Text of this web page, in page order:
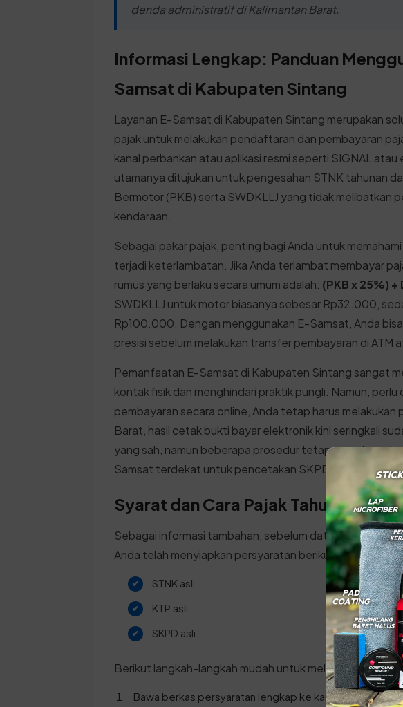
denda administratif di Kalimantan Barat.
Informasi Lengkap: Panduan
Samsat di Kabupaten Sintang
Layanan E-Samsat di Kabupaten Sintang merupakan
pajak untuk melakukan pendaftaran dan pembayaran
kanal perbankan atau aplikasi resmi seperti SIGNAL
utamanya ditujukan untuk pengesahan STNK tahunan
Bermotor (PKB) serta SWDKLLJ yang tidak melibatkan
kendaraan.
Sebagai pakar pajak, penting bagi Anda untuk
terjadi keterlambatan. Jika Anda terlambat membayar
rumus yang berlaku secara umum adalah: (PKB x 25%) +
SWDKLLJ untuk motor biasanya sebesar Rp32.000,
Rp100.000. Dengan menggunakan E-Samsat, Anda
presisi sebelum melakukan transfer pembayaran di ATM
Pemanfaatan E-Samsat di Kabupaten Sintang sangat
kontak fisik dan menghindari praktik pungli. Namun,
pembayaran secara online, Anda tetap harus melakukan
Barat, hasil cetak bukti bayar elektronik kini seringkali
yang sah, namun beberapa prosedur tetap
Samsat terdekat untuk pencetakan SKPD (Surat
Syarat dan Cara Pajak Tahunan di
Sebagai informasi tambahan, sebelum datang ke kantor
Anda telah menyiapkan persyaratan berikut:
STNK asli
KTP asli
SKPD asli
Berikut langkah-langkah mudah untuk melakukan
Bawa berkas persyaratan lengkap ke kantor Samsat